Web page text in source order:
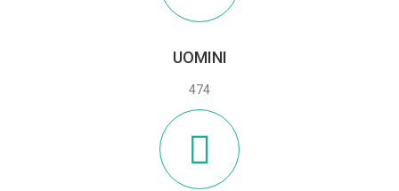
UOMINI
474